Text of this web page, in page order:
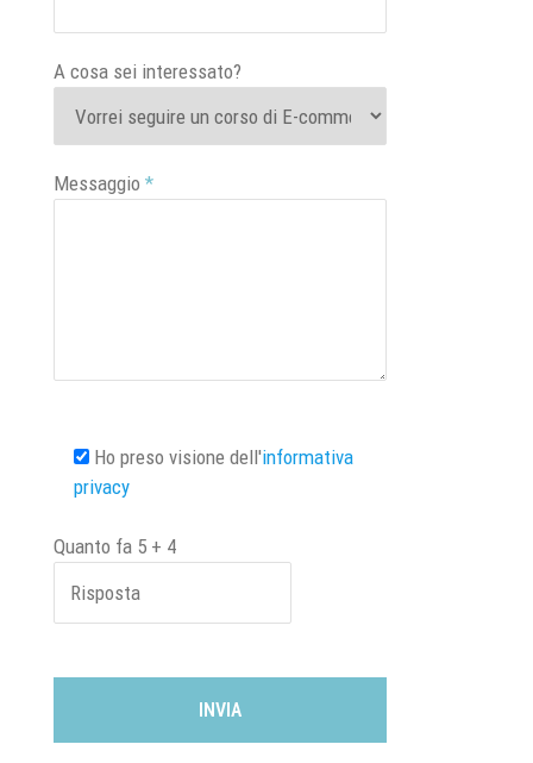
A cosa sei interessato?
Messaggio *
Ho preso visione dell'informativa
privacy
Quanto fa 5 + 4